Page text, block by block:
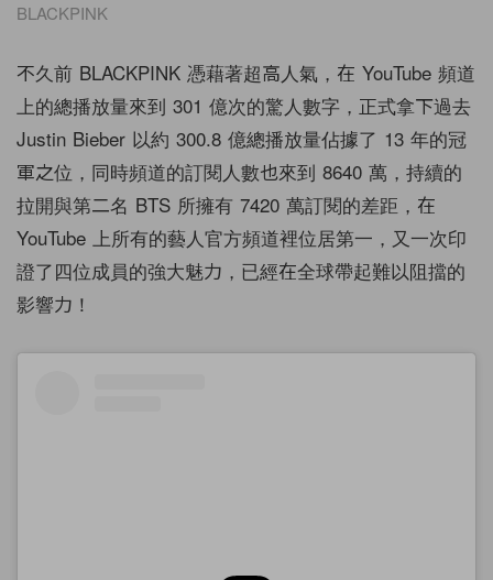
BLACKPINK
不久前 BLACKPINK 憑藉著超高人氣，在 YouTube 頻道
上的總播放量來到 301 億次的驚人數字，正式拿下過去
Justin Bieber 以約 300.8 億總播放量佔據了 13 年的冠
軍之位，同時頻道的訂閱人數也來到 8640 萬，持續的
拉開與第二名 BTS 所擁有 7420 萬訂閱的差距，在
YouTube 上所有的藝人官方頻道裡位居第一，又一次印
證了四位成員的強大魅力，已經在全球帶起難以阻擋的
影響力！